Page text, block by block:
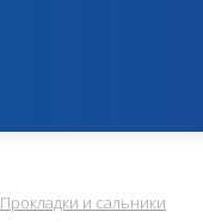
Прокладки и сальники